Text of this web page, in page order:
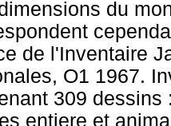
du
de l'Inventaire
O1 1967.
309
entiere et